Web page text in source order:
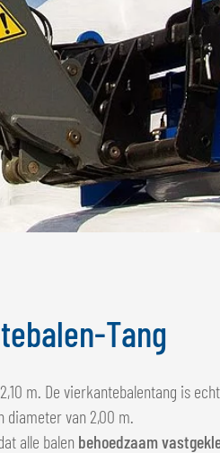
Tang
m. De vierkantebalentang is
diameter van 2,00 m.
alle balen behoedzaam